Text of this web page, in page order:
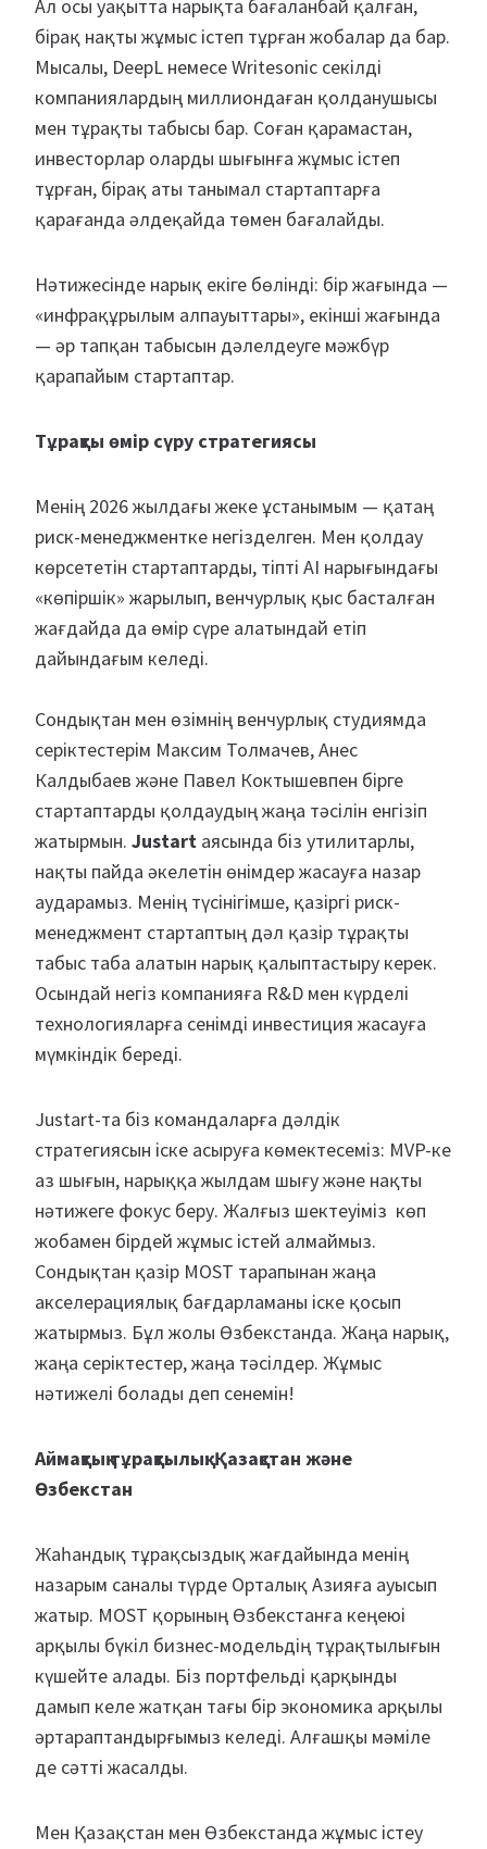
Ал осы уақытта нарықта бағаланбай қалған,
бірақ нақты жұмыс істеп тұрған жобалар да бар.
Мысалы, DeepL немесе Writesonic секілді
компаниялардың миллиондаған қолданушысы
мен тұрақты табысы бар. Соған қарамастан,
инвесторлар оларды шығынға жұмыс істеп
тұрған, бірақ аты танымал стартаптарға
қарағанда әлдеқайда төмен бағалайды.
Нәтижесінде нарық екіге бөлінді: бір жағында —
«инфрақұрылым алпауыттары», екінші жағында
— әр тапқан табысын дәлелдеуге мәжбүр
қарапайым стартаптар.
Тұрақты өмір сүру стратегиясы
Менің 2026 жылдағы жеке ұстанымым — қатаң
риск-менеджментке негізделген. Мен қолдау
көрсететін стартаптарды, тіпті AI нарығындағы
«көпіршік» жарылып, венчурлық қыс басталған
жағдайда да өмір сүре алатындай етіп
дайындағым келеді.
Сондықтан мен өзімнің венчурлық студиямда
серіктестерім Максим Толмачев, Анес
Калдыбаев және Павел Коктышевпен бірге
стартаптарды қолдаудың жаңа тәсілін енгізіп
жатырмын. Justart аясында біз утилитарлы,
нақты пайда әкелетін өнімдер жасауға назар
аударамыз. Менің түсінігімше, қазіргі риск-
менеджмент стартаптың дәл қазір тұрақты
табыс таба алатын нарық қалыптастыру керек.
Осындай негіз компанияға R&D мен күрделі
технологияларға сенімді инвестиция жасауға
мүмкіндік береді.
Justart-та біз командаларға дәлдік
стратегиясын іске асыруға көмектесеміз: MVP-ке
аз шығын, нарыққа жылдам шығу және нақты
нәтижеге фокус беру. Жалғыз шектеуіміз көп
жобамен бірдей жұмыс істей алмаймыз.
Сондықтан қазір MOST тарапынан жаңа
акселерациялық бағдарламаны іске қосып
жатырмыз. Бұл жолы Өзбекстанда. Жаңа нарық,
жаңа серіктестер, жаңа тәсілдер. Жұмыс
нәтижелі болады деп сенемін!
Аймақтық тұрақтылық: Қазақстан және
Өзбекстан
Жаһандық тұрақсыздық жағдайында менің
назарым саналы түрде Орталық Азияға ауысып
жатыр. MOST қорының Өзбекстанға кеңеюі
арқылы бүкіл бизнес-модельдің тұрақтылығын
күшейте алады. Біз портфельді қарқынды
дамып келе жатқан тағы бір экономика арқылы
әртараптандырғымыз келеді. Алғашқы мәміле
де сәтті жасалды.
Мен Қазақстан мен Өзбекстанда жұмыс істеу